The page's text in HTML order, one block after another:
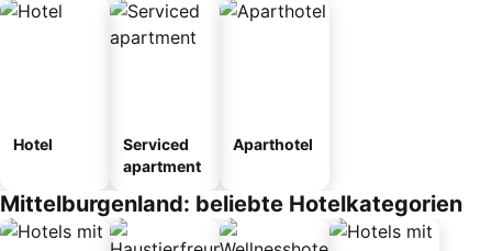
Hotel
Serviced
apartment
Aparthotel
Mittelburgenland: beliebte Hotelkategorien